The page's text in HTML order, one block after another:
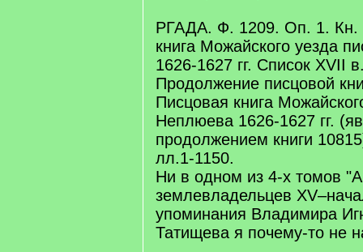
РГАДА. Ф. 1209. Оп. 1. Кн.
книга Можайского уезда
1626-1627 гг. Список XVII
Продолжение писцовой
Писцовая книга
Неплюева 1626-1627 гг.
продолжением книги
лл.1-1150.
Ни в одном из 4-х томов
землевладельцев
упоминания Владимира
Татищева я почему-то не